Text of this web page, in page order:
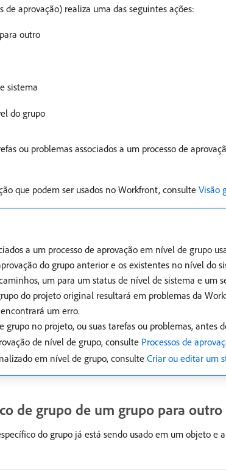
aprovação) realiza uma das seguintes ações:
outro
sistema
do grupo
ou problemas associados a um processo de
que podem ser usados no Workfront, consulte Visão
a um processo de aprovação em nível de grupo
do grupo anterior e os existentes no nível do
um para um status de nível de sistema e um
do projeto original resultará em problemas da
um erro.
no projeto, ou suas tarefas ou problemas, antes
de nível de grupo, consulte Processos de
em nível de grupo, consulte Criar ou editar um
de grupo de um grupo para outro
do grupo já está sendo usado em um objeto